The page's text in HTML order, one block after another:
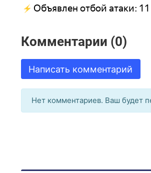
Объявлен отбой атаки:
Комментарии (0)
Написать комментарий
Нет комментариев. Ваш будет